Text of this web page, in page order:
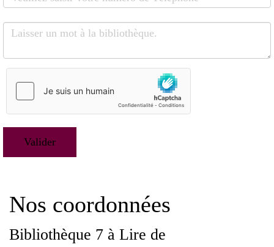
Nos coordonnées
Bibliothèque 7 à Lire de